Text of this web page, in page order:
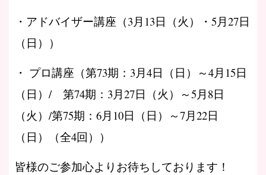
・アドバイザー講座（3月13日（火）・5月27日
（日））
・ プロ講座（第73期：3月4日（日）～4月15日
（日）/ 第74期：3月27日（火）～5月8日
（火）/第75期：6月10日（日）～7月22日
（日）（全4回））
皆様のご参加心よりお待ちしております！